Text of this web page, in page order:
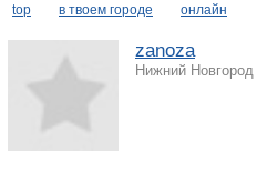
top в твоем городе онлайн
zanoza
Нижний Новгород